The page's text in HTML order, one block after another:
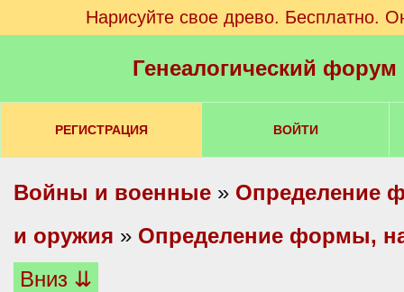
Нарисуйте свое древо. Бесплатно.
Генеалогический
РЕГИСТРАЦИЯ ВОЙТИ
Войны и военные » Определение
и оружия » Определение формы,
Вниз ⇊